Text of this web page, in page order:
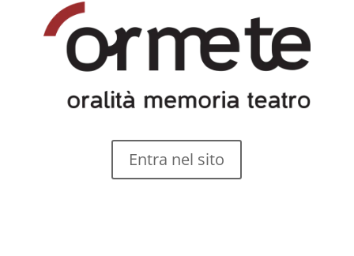
Entra nel sito